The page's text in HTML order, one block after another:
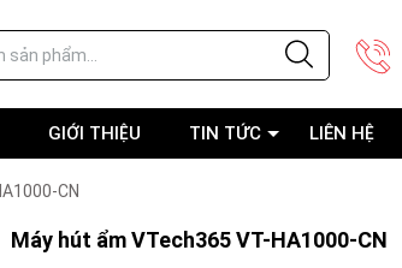
GIỚI THIỆU TIN TỨC LIÊN HỆ
CN
Máy hút ẩm VTech365 VT-HA1000-CN